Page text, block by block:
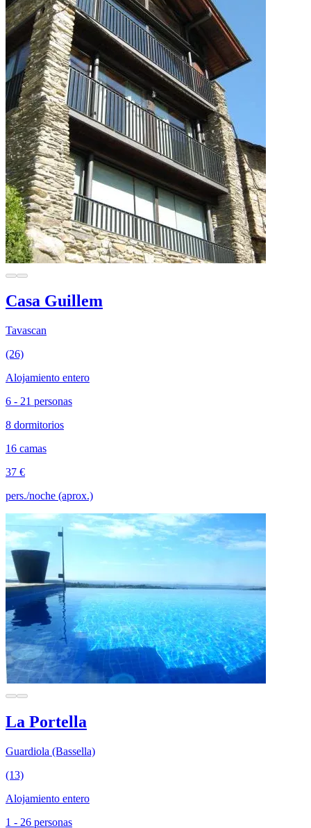
Casa Guillem
Tavascan
(26)
Alojamiento entero
6 - 21 personas
8 dormitorios
16 camas
37 €
pers./noche (aprox.)
La Portella
Guardiola (Bassella)
(13)
Alojamiento entero
1 - 26 personas